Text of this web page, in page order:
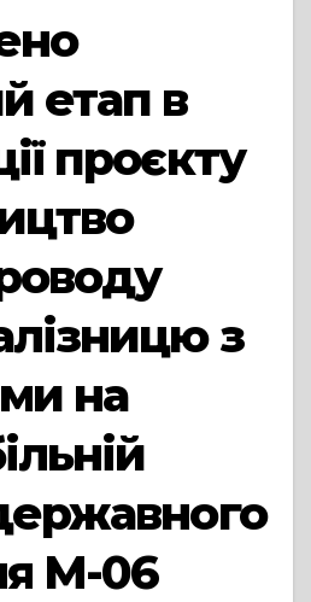
етап в
проєкту
з
на
М-06